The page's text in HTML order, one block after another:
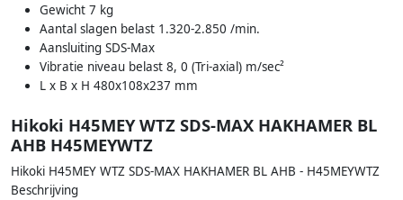
Gewicht 7 kg
Aantal slagen belast 1.320-2.850 /min.
Aansluiting SDS-Max
Vibratie niveau belast 8, 0 (Tri-axial) m/sec²
L x B x H 480x108x237 mm
Hikoki H45MEY WTZ SDS-MAX HAKHAMER BL
AHB H45MEYWTZ
Hikoki H45MEY WTZ SDS-MAX HAKHAMER BL AHB - H45MEYWTZ
Beschrijving